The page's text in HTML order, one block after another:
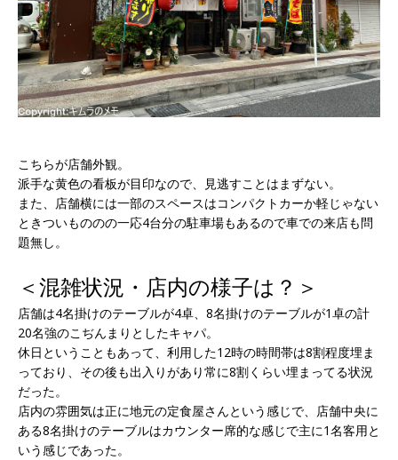
こちらが店舗外観。
派手な黄色の看板が目印なので、見逃すことはまずない。
また、店舗横には一部のスペースはコンパクトカーか軽じゃない
ときついもののの一応4台分の駐車場もあるので車での来店も問
題無し。
＜混雑状況・店内の様子は？＞
店舗は4名掛けのテーブルが4卓、8名掛けのテーブルが1卓の計
20名強のこぢんまりとしたキャパ。
休日ということもあって、利用した12時の時間帯は8割程度埋ま
っており、その後も出入りがあり常に8割くらい埋まってる状況
だった。
店内の雰囲気は正に地元の定食屋さんという感じで、店舗中央に
ある8名掛けのテーブルはカウンター席的な感じで主に1名客用と
いう感じであった。